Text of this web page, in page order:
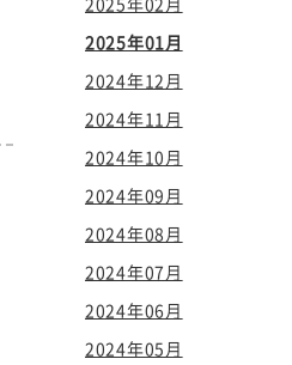
2025年01月
2024年12月
2024年11月
2024年10月
2024年09月
2024年08月
2024年07月
2024年06月
2024年05月